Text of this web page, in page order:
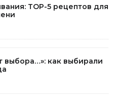
TOP-5 рецептов для
выбора…»: как выбирали